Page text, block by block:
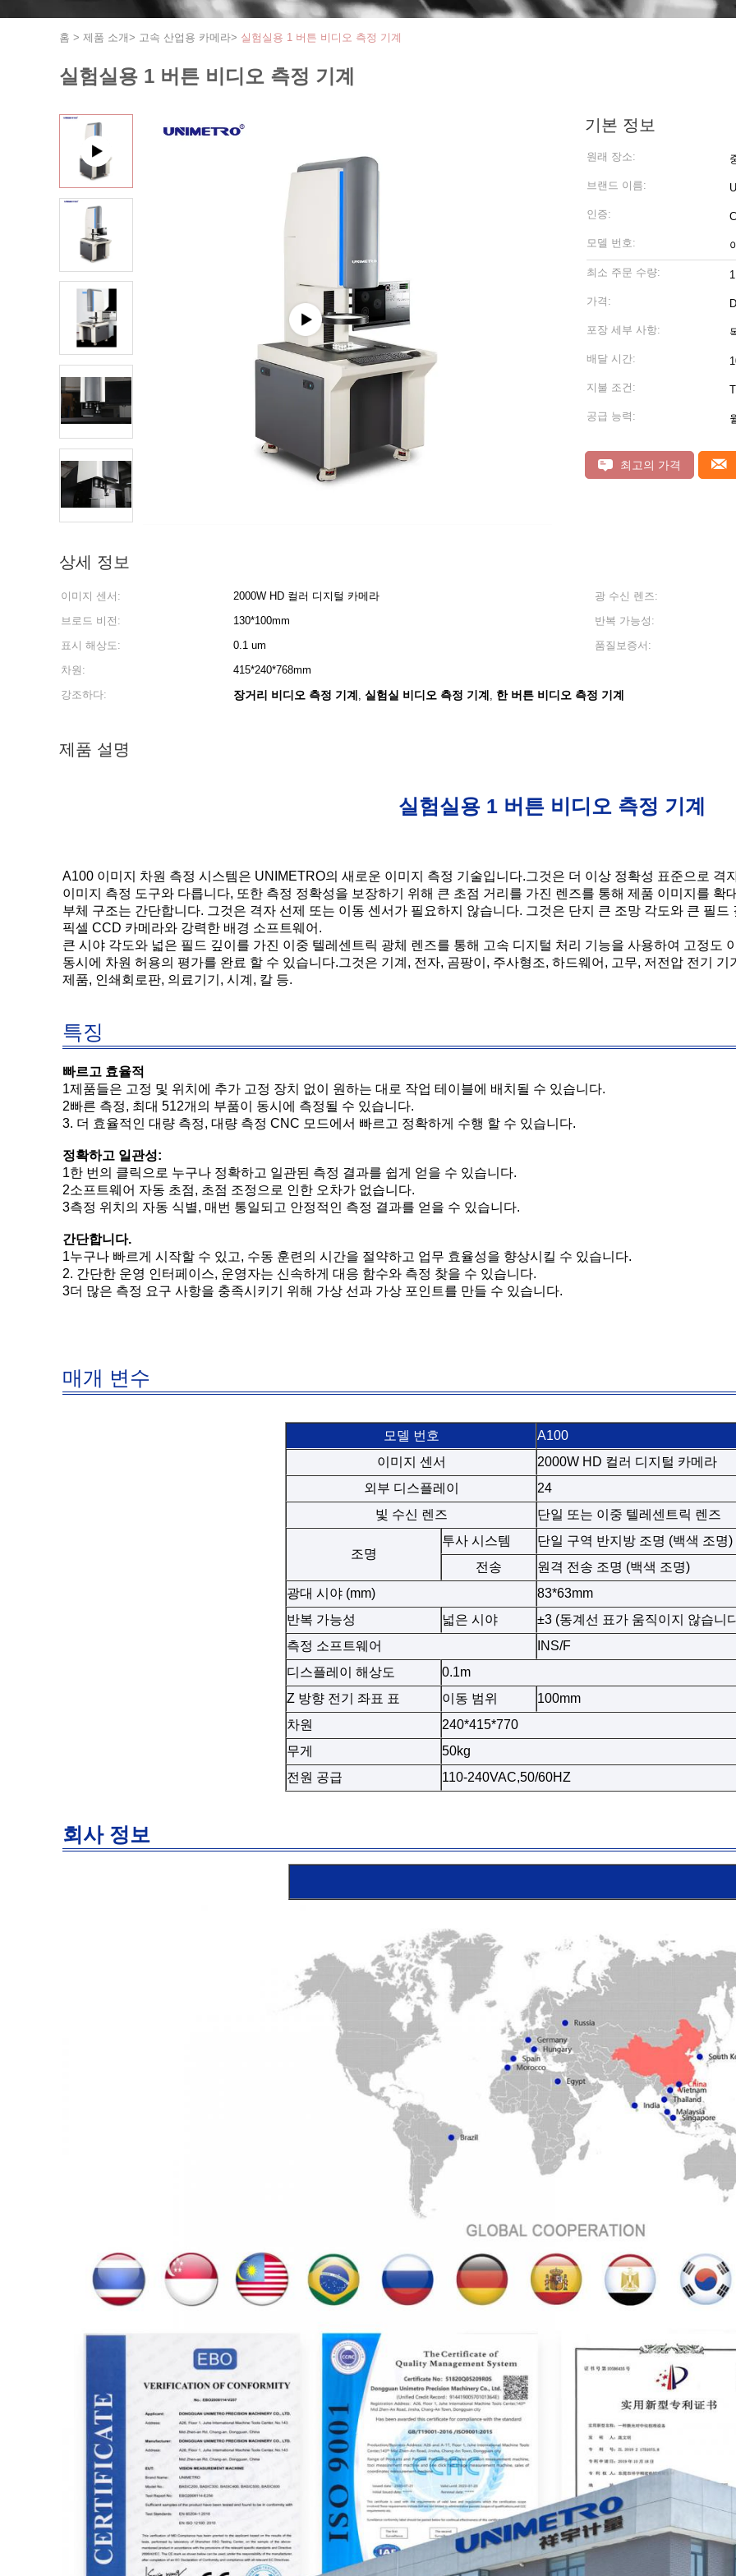
홈 > 제품 소개> 고속 산업용 카메라> 실험실용 1 버튼 비디오 측정 기계
실험실용 1 버튼 비디오 측정 기계
기본 정보
원래 장소:
브랜드 이름:
인증:
모델 번호:
최소 주문 수량:
가격:
포장 세부 사항:
배달 시간:
지불 조건:
공급 능력:
최고의 가격
상세 정보
이미지 센서: 2000W HD 컬러 디지털 카메라
광 수신 렌즈:
브로드 비전:
130*100mm
반복 가능성:
표시 해상도:
0.1 um
품질보증서:
차원:
415*240*768mm
강조하다:
장거리 비디오 측정 기계 , 실험실 비디오 측정 기계 , 한 버튼 비디오 측정 기계
제품 설명
실험실용 1 버튼 비디오 측정 기계
A100 이미지 차원 측정 시스템은 UNIMETRO의 새로운 이미지 측정 기술입니다.그것은 더 이상 정확성 표준으로 격
이미지 측정 도구와 다릅니다, 또한 측정 정확성을 보장하기 위해 큰 초점 거리를 가진 렌즈를 통해 제품 이미지를 확
부체 구조는 간단합니다. 그것은 격자 선제 또는 이동 센서가 필요하지 않습니다. 그것은 단지 큰 조망 각도와 큰 필
픽셀 CCD 카메라와 강력한 배경 소프트웨어.
큰 시야 각도와 넓은 필드 깊이를 가진 이중 텔레센트릭 광체 렌즈를 통해 고속 디지털 처리 기능을 사용하여 고정도
동시에 차원 허용의 평가를 완료 할 수 있습니다.그것은 기계, 전자, 곰팡이, 주사형조, 하드웨어, 고무, 저전압 전기
제품, 인쇄회로판, 의료기기, 시계, 칼 등.
특징
빠르고 효율적
1제품들은 고정 및 위치에 추가 고정 장치 없이 원하는 대로 작업 테이블에 배치될 수 있습니다.
2빠른 측정, 최대 512개의 부품이 동시에 측정될 수 있습니다.
3. 더 효율적인 대량 측정, 대량 측정 CNC 모드에서 빠르고 정확하게 수행 할 수 있습니다.
정확하고 일관성:
1한 번의 클릭으로 누구나 정확하고 일관된 측정 결과를 쉽게 얻을 수 있습니다.
2소프트웨어 자동 초점, 초점 조정으로 인한 오차가 없습니다.
3측정 위치의 자동 식별, 매번 통일되고 안정적인 측정 결과를 얻을 수 있습니다.
간단합니다.
1누구나 빠르게 시작할 수 있고, 수동 훈련의 시간을 절약하고 업무 효율성을 향상시킬 수 있습니다.
2. 간단한 운영 인터페이스, 운영자는 신속하게 대응 함수와 측정 찾을 수 있습니다.
3더 많은 측정 요구 사항을 충족시키기 위해 가상 선과 가상 포인트를 만들 수 있습니다.
매개 변수
모델 번호
A100
이미지 센서
2000W HD 컬러 디지털 카메라
외부 디스플레이
24
빛 수신 렌즈
단일 또는 이중 텔레센트릭 렌즈
조명
투사 시스템
단일 구역 반지방 조명 (백색 조명)
전송
원격 전송 조명 (백색 조명)
광대 시야 (mm)
83*63mm
반복 가능성
넓은 시야
±3 (동계선 표가 움직이지 않습니
측정 소프트웨어
INS/F
디스플레이 해상도
0.1m
Z 방향 전기 좌표 표
이동 범위
100mm
차원
240*415*770
무게
50kg
전원 공급
110-240VAC,50/60HZ
회사 정보